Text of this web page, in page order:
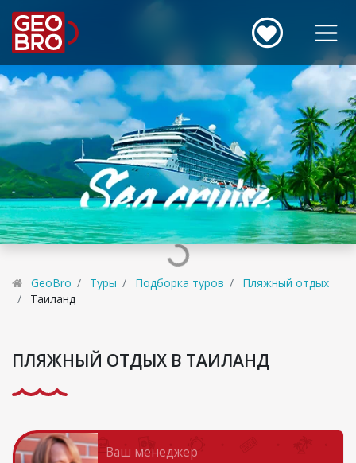
GeoBro Туры Подборка туров
Пляжный отдых
Таиланд
ПЛЯЖНЫЙ ОТДЫХ В ТАИЛАНД
Ваш менеджер